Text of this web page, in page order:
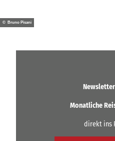
© Bruno Pisani
Monatliche
direkt ins